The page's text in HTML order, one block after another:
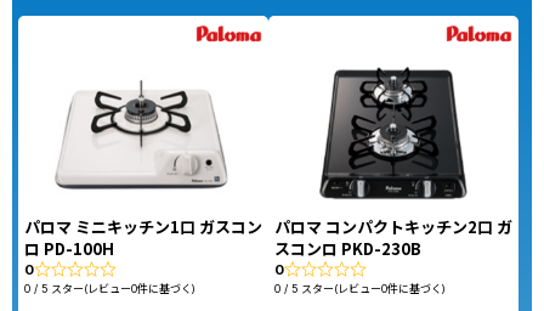
パロマ ミニキッチン1口 ガスコン
ロ PD-100H
0
0 / 5 スター(レビュー0件に基づく)
パロマ コンパクトキッチン2口 ガ
スコンロ PKD-230B
0
0 / 5 スター(レビュー0件に基づく)